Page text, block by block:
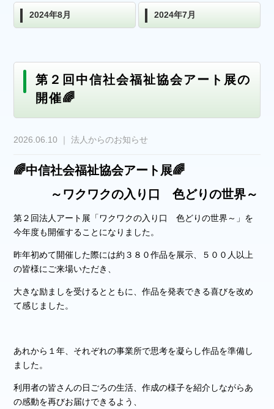
2024年8月 2024年7月
第２回中信社会福祉協会アート展の
開催🌈
2026.06.10 ｜ 法人からのお知らせ
🌈中信社会福祉協会アート展🌈
～ワクワクの入り口 色どりの世界～
第２回法人アート展「ワクワクの入り口 色どりの世界～」を
今年度も開催することになりました。
昨年初めて開催した際には約３８０作品を展示、５００人以上
の皆様にご来場いただき、
大きな励ましを受けるとともに、作品を発表できる喜びを改め
て感じました。
あれから１年、それぞれの事業所で思考を凝らし作品を準備し
ました。
利用者の皆さんの日ごろの生活、作成の様子を紹介しながらあ
の感動を再びお届けできるよう、